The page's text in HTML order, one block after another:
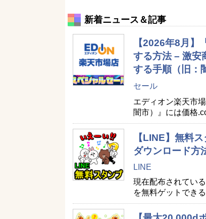
新着ニュース＆記事
【2026年8月】
する方法 – 激安
する手順（旧：
セール
エディオン楽天市
闇市）』には価格
【LINE】無料
ダウンロード方
LINE
現在配布されてい
を無料ゲットでき